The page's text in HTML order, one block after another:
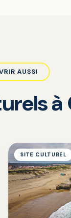
AUSSI
SITE CULTUREL